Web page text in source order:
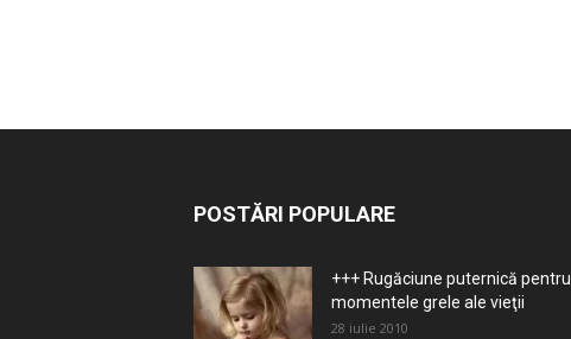
POSTĂRI POPULARE
+++ Rugăciune puternică pentru
momentele grele ale vieţii
28 iulie 2010